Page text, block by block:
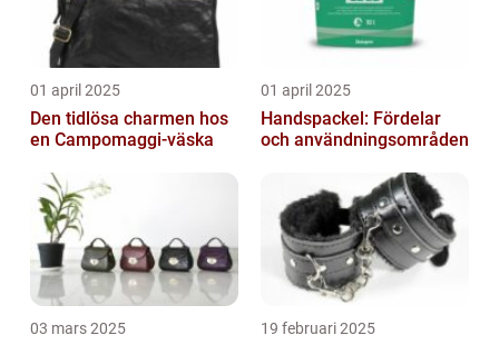
01 april 2025
Den tidlösa charmen hos
en Campomaggi-väska
01 april 2025
Handspackel: Fördelar
och användningsområden
03 mars 2025 19 februari 2025